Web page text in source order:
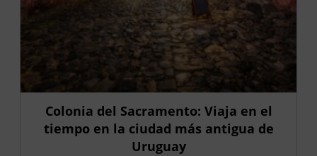
Colonia del Sacramento: Viaja en el
tiempo en la ciudad más antigua de
Uruguay